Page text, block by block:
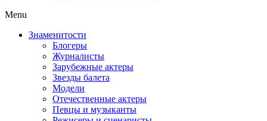
Menu
Знаменитости
Блогеры
Журналисты
Зарубежные актеры
Звезды балета
Модели
Отечественные актеры
Певцы и музыканты